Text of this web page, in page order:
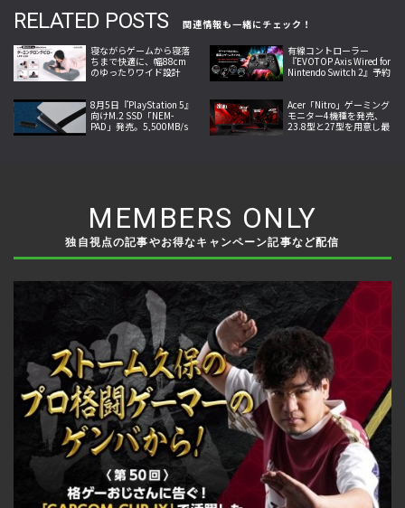
RELATED POSTS
関連情報も一緒にチェック！
寝ながらゲームから寝落
ちまで快適に、幅88cm
のゆったりワイド設計
有線コントローラー
『EVOTOP Axis Wired for
Nintendo Switch 2』予約
8月5日『PlayStation 5』
向けM.2 SSD「NEM-
PAD」発売。5,500MB/s
Acer「Nitro」ゲーミング
モニター4機種を発売、
23.8型と27型を用意し最
MEMBERS ONLY
独自視点の記事やお得なキャンペーン記事など配信